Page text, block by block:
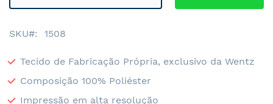
SKU 1508
Tecido de Fabricação Própria, exclusivo da Wentz
Composição 100% Poliéster
Impressão em alta resolução